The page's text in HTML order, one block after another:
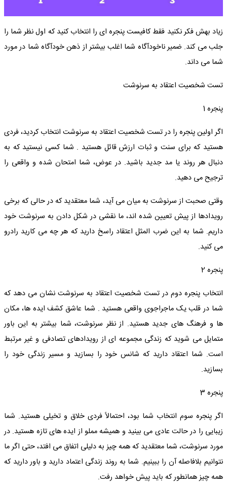
زیاد بهش فکر نکنید فقط کافیست پنجره ای را انتخاب کنید که اول نظر شما را
جلب می کند. ضمیر ناخودآگاه شما اغلب بیشتر از ذهن خودآگاه شما در مورد
شما می داند.
تست شخصیت اعتقاد به سرنوشت
پنجره 1
اگر اولین پنجره را در تست شخصیت اعتقاد به سرنوشت انتخاب کردید، فردی
هستید که برای سنت و ثبات ارزش قائل هستید . شما کسی نیستید که به
دنبال هر روند یا مد جدید باشید. در عوض، شما امتحان شده و واقعی را
ترجیح می دهید.
وقتی صحبت از سرنوشت به میان می آید، شما معتقدید که در حالی که برخی
رویدادها از پیش تعیین شده اند، ما نقشی در شکل دادن به سرنوشت خود
داریم. شما به این ضرب المثل اعتقاد راسخ دارید که هر چه می کارید رادرو
می کنید.
پنجره 2
انتخاب پنجره دوم در تست شخصیت اعتقاد به سرنوشت نشان می دهد که
شما در قلب یک ماجراجوی واقعی هستید . شما عاشق کشف ایده ها، مکان
ها و فرهنگ های جدید هستید. از نظر سرنوشت، شما بیشتر به این باور
متمایل می شوید که زندگی مجموعه ای از رویدادهای تصادفی و غیر مرتبط
است. شما اعتقاد دارید که شانس خود را بسازید و مسیر زندگی خود را
بسازید.
پنجره 3
اگر پنجره سوم انتخاب شما بود، احتمالاً فردی خلاق و تخیلی هستید. شما
زیبایی را در حالت عادی می بینید و همیشه مملو از ایده های تازه هستید. در
مورد سرنوشت، شما معتقدید که همه چیز به دلیلی اتفاق می افتد، حتی اگر ما
نتوانیم بلافاصله آن را ببینیم. شما به روند زندگی اعتماد دارید و باور دارید که
همه چیز همانطور که باید پیش خواهد رفت.